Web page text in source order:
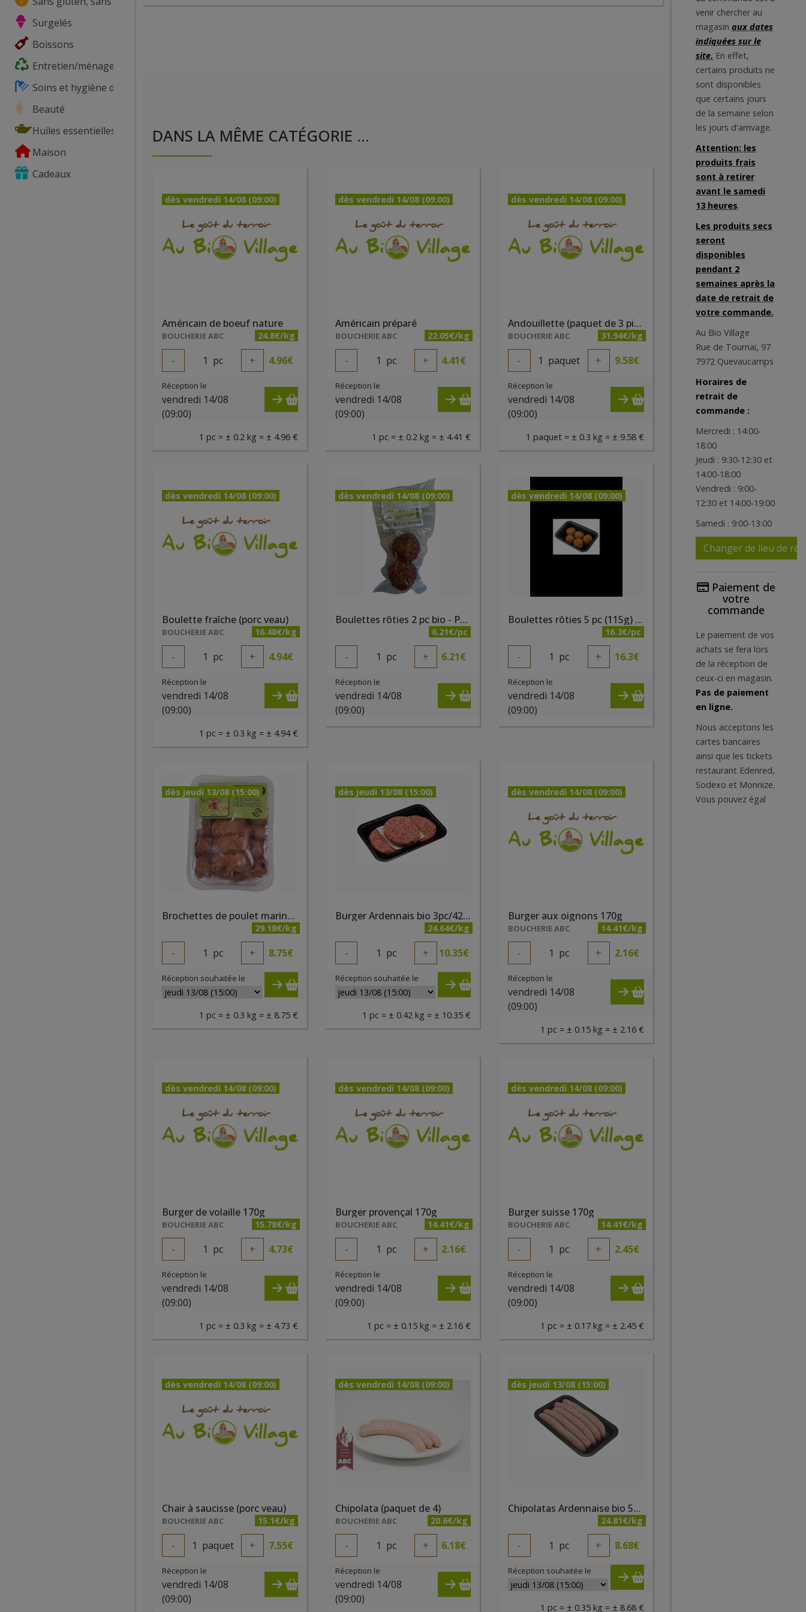
Surgelés
Boissons
Entretien/ménage
Soins et hygiène du corps
Beauté
Huiles essentielles
Maison
Cadeaux
DANS LA MÊME CATÉGORIE ...
dès vendredi 14/08 (09:00)
Américain de boeuf nature
BOUCHERIE ABC 24.8€/kg
- 1 pc + 4.96€
Réception le
vendredi 14/08
(09:00)
1 pc = ± 0.2 kg = ± 4.96 €
dès vendredi 14/08 (09:00)
Américain préparé
BOUCHERIE ABC 22.05€/kg
- 1 pc + 4.41€
Réception le
vendredi 14/08
(09:00)
1 pc = ± 0.2 kg = ± 4.41 €
dès vendredi 14/08 (09:00)
Andouillette (paquet de 3 pièces)
BOUCHERIE ABC 31.94€/kg
- 1 paquet + 9.58€
Réception le
vendredi 14/08
(09:00)
1 paquet = ± 0.3 kg = ± 9.58 €
dès vendredi 14/08 (09:00)
Boulette fraîche (porc veau)
BOUCHERIE ABC 16.48€/kg
- 1 pc + 4.94€
Réception le
vendredi 14/08
(09:00)
1 pc = ± 0.3 kg = ± 4.94 €
dès vendredi 14/08 (09:00)
Boulettes rôties 2 pc bio - PQA
6.21€/pc
- 1 pc + 6.21€
Réception le
vendredi 14/08
(09:00)
dès vendredi 14/08 (09:00)
Boulettes rôties 5 pc (115g) bio - PQA
16.3€/pc
- 1 pc + 16.3€
Réception le
vendredi 14/08
(09:00)
dès jeudi 13/08 (15:00)
Brochettes de poulet marinées bio 300g Belki
29.18€/kg
- 1 pc + 8.75€
Réception souhaitée le
1 pc = ± 0.3 kg = ± 8.75 €
dès jeudi 13/08 (15:00)
Burger Ardennais bio 3pc/420g - PQA
24.64€/kg
- 1 pc + 10.35€
Réception souhaitée le
1 pc = ± 0.42 kg = ± 10.35 €
dès vendredi 14/08 (09:00)
Burger aux oignons 170g
BOUCHERIE ABC 14.41€/kg
- 1 pc + 2.16€
Réception le
vendredi 14/08
(09:00)
1 pc = ± 0.15 kg = ± 2.16 €
dès vendredi 14/08 (09:00)
Burger de volaille 170g
BOUCHERIE ABC 15.78€/kg
- 1 pc + 4.73€
Réception le
vendredi 14/08
(09:00)
1 pc = ± 0.3 kg = ± 4.73 €
dès vendredi 14/08 (09:00)
Burger provençal 170g
BOUCHERIE ABC 14.41€/kg
- 1 pc + 2.16€
Réception le
vendredi 14/08
(09:00)
1 pc = ± 0.15 kg = ± 2.16 €
dès vendredi 14/08 (09:00)
Burger suisse 170g
BOUCHERIE ABC 14.41€/kg
- 1 pc + 2.45€
Réception le
vendredi 14/08
(09:00)
1 pc = ± 0.17 kg = ± 2.45 €
dès vendredi 14/08 (09:00)
Chair à saucisse (porc veau)
BOUCHERIE ABC 15.1€/kg
- 1 paquet + 7.55€
Réception le
vendredi 14/08
(09:00)
dès vendredi 14/08 (09:00)
Chipolata (paquet de 4)
BOUCHERIE ABC 20.6€/kg
- 1 pc + 6.18€
Réception le
vendredi 14/08
(09:00)
dès jeudi 13/08 (15:00)
Chipolatas Ardennaise bio 5pc/350g - PQA
24.81€/kg
- 1 pc + 8.68€
Réception souhaitée le
1 pc = ± 0.35 kg = ± 8.68 €
venir chercher au
magasin aux dates
indiquées sur le
site. En effet,
certains produits ne
sont disponibles
que certains jours
de la semaine selon
les jours d'arrivage.
Attention: les
produits frais
sont à retirer
avant le samedi
13 heures.
Les produits secs
seront
disponibles
pendant 2
semaines après la
date de retrait de
votre commande.
Au Bio Village
Rue de Tournai, 97
7972 Quevaucamps
Horaires de
retrait de
commande :
Mercredi : 14:00-
18:00
Jeudi : 9:30-12:30 et
14:00-18:00
Vendredi : 9:00-
12:30 et 14:00-19:00
Samedi : 9:00-13:00
Changer de lieu de
Paiement de
votre
commande
Le paiement de vos
achats se fera lors
de la réception de
ceux-ci en magasin.
Pas de paiement
en ligne.
Nous acceptons les
cartes bancaires
ainsi que les tickets
restaurant Edenred,
Sodexo et Monnize.
Vous pouvez égal